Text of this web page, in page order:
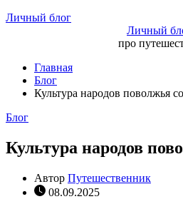
Личный блог
Личный
про
Главная
Блог
Культура народов поволжья
Рубрики
Блог
Культура народов
Автор Путешественник
08.09.2025